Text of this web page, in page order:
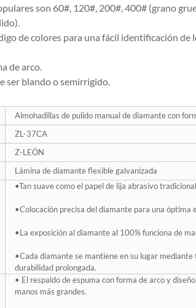
son 60#, 120#, 200#, 400# (grano
de colores para una fácil identificación
de arco.
ser blando o semirrígido.
Almohadillas de pulido manual de diamante con
ZL-37CA
Z-LEÓN
Lámina de diamante flexible galvanizada
•Tan suave como el papel de lija abrasivo
•Colocación precisa del diamante para una óptima
•La exposición al diamante al 100% funciona de
•Cada diamante se mantiene en su lugar
durabilidad prolongada.
• El respaldo de espuma con forma de arco y
manos más grandes.